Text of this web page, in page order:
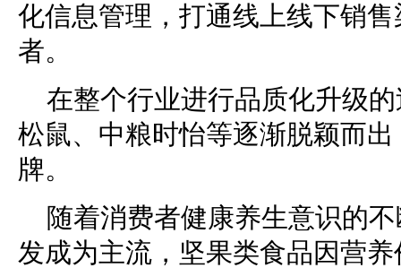
化信息管理，打通线上线下销
者。
在整个行业进行品质化升级
松鼠、中粮时怡等逐渐脱颖而
牌。
随着消费者健康养生意识的
发成为主流，坚果类食品因营